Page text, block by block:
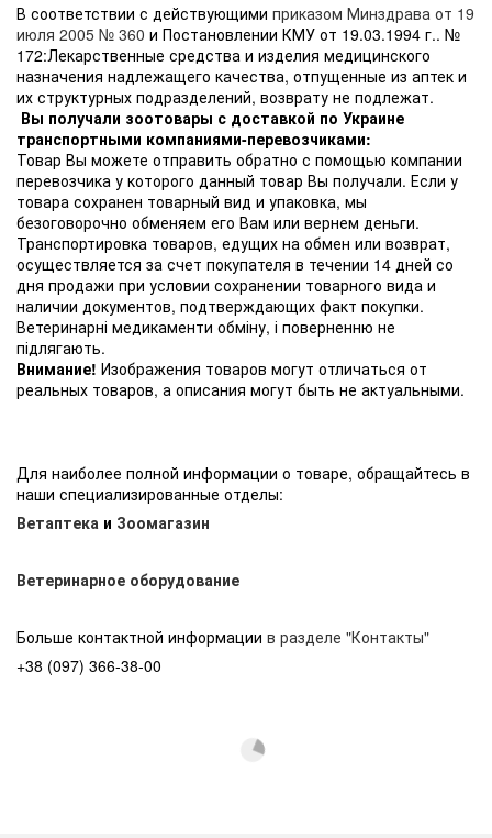
В соответствии с действующими приказом Минздрава от 19
июля 2005 № 360 и Постановлении КМУ от 19.03.1994 г.. №
172:Лекарственные средства и изделия медицинского
назначения надлежащего качества, отпущенные из аптек и
их структурных подразделений, возврату не подлежат.
Вы получали зоотовары с доставкой по Украине
транспортными компаниями-перевозчиками:
Товар Вы можете отправить обратно с помощью компании
перевозчика у которого данный товар Вы получали. Если у
товара сохранен товарный вид и упаковка, мы
безоговорочно обменяем его Вам или вернем деньги.
Транспортировка товаров, едущих на обмен или возврат,
осуществляется за счет покупателя в течении 14 дней со
дня продажи при условии сохранении товарного вида и
наличии документов, подтверждающих факт покупки.
Ветеринарні медикаменти обміну, і поверненню не
підлягають.
Внимание! Изображения товаров могут отличаться от
реальных товаров, а описания могут быть не актуальными.
Для наиболее полной информации о товаре, обращайтесь в
наши специализированные отделы:
Ветаптека и Зоомагазин
Ветеринарное оборудование
Больше контактной информации в разделе "Контакты"
+38 (097) 366-38-00